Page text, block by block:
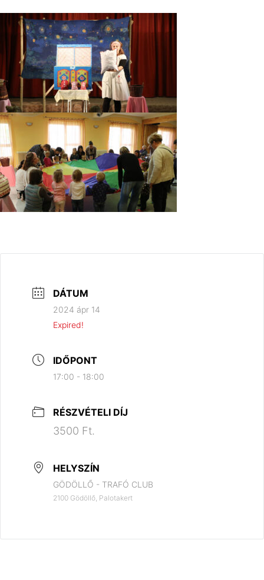
DÁTUM
2024 ápr 14
Expired!
IDŐPONT
17:00 - 18:00
RÉSZVÉTELI DÍJ
3500 Ft.
HELYSZÍN
GÖDÖLLŐ - TRAFÓ CLUB
2100 Gödöllő, Palotakert